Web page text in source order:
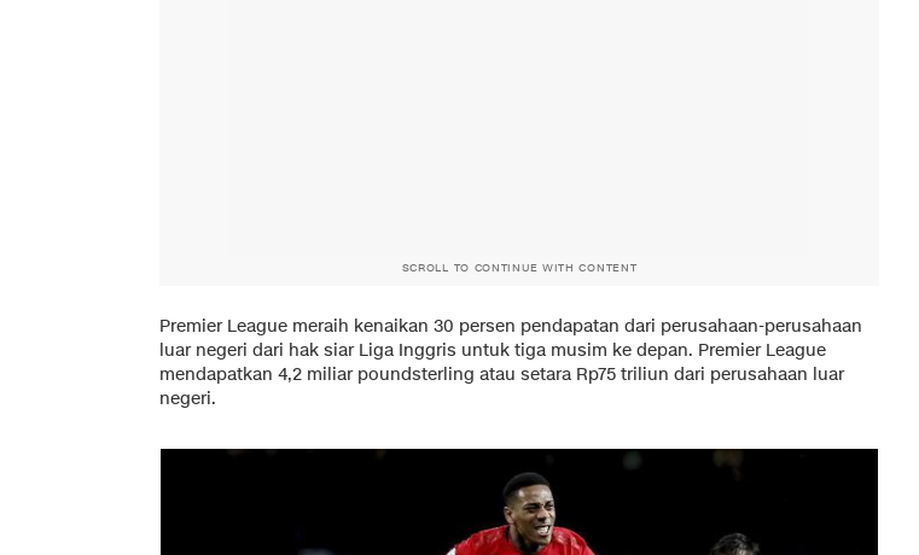
SCROLL TO CONTINUE WITH CONTENT
Premier League meraih kenaikan 30 persen pendapatan dari perusahaan-perusahaan
luar negeri dari hak siar Liga Inggris untuk tiga musim ke depan. Premier League
mendapatkan 4,2 miliar poundsterling atau setara Rp75 triliun dari perusahaan luar
negeri.